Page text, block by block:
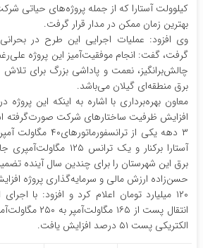
کیلوولت آستارا که از جمله پروژه‌های حیاتی
بهترین زمان ممکن در مدار قرار گرفت.
وی افزود: عملیات اجرایی این طرح در
گرفت، گفت: انجام موفقیت‌آمیز این پروژه
چالش‌برانگیز، نعمت و پاداشی بزرگ برای تلاش
برق منطقه‌ای گیلان می‌باشد.
معاون بهره‌برداری با اشاره به اینکه این پروژه
افزایش ظرفیت ساختارهای شرکت
۳ دهه یکی از
آستارا برکنار و یک ترانس
برق این شهرستان را برای چندین سال آینده
حسن‌زاده ارزش مالی و سرمایه‌گذاری پروژه
۱۲۰ میلیارد تومان اعلام کرد و افزود: با
انتقال پست از
الکتریکی پست ۵۱ درصد افزایش یافت.